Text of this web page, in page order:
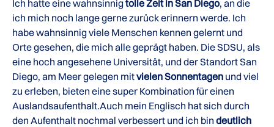
Ich hatte eine wahnsinnig tolle Zeit in San Diego, an die
ich mich noch lange gerne zurück erinnern werde. Ich
habe wahnsinnig viele Menschen kennen gelernt und
Orte gesehen, die mich alle geprägt haben. Die SDSU, als
eine hoch angesehene Universität, und der Standort San
Diego, am Meer gelegen mitvielen Sonnentagen und viel
zu erleben, bieten eine super Kombination für einen
Auslandsaufenthalt.Auch mein Englisch hat sich durch
den Aufenthalt nochmal verbessert und ich bin deutlich